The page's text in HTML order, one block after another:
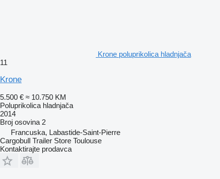
Krone poluprikolica hladnjača
11
Krone
5.500 € ≈ 10.750 KM
Poluprikolica hladnjača
2014
Broj osovina 2
Francuska, Labastide-Saint-Pierre
Cargobull Trailer Store Toulouse
Kontaktirajte prodavca